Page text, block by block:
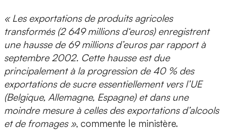
« Les exportations de produits agricoles
transformés (2 649 millions d‘euros) enregistrent
une hausse de 69 millions d’euros par rapport à
septembre 2002. Cette hausse est due
principalement à la progression de 40 % des
exportations de sucre essentiellement vers l’UE
(Belgique, Allemagne, Espagne) et dans une
moindre mesure à celles des exportations d’alcools
et de fromages », commente le ministère.